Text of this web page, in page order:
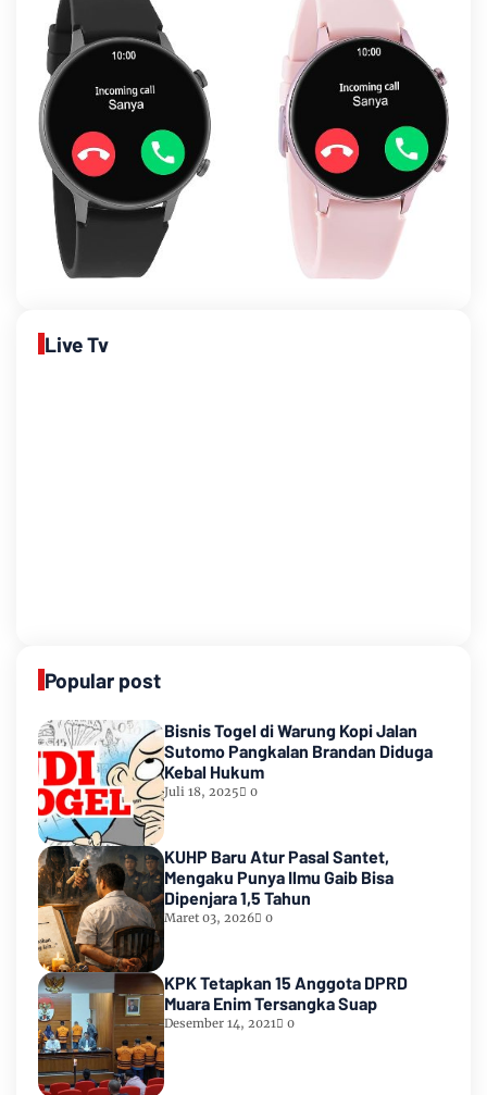
Live Tv
Popular post
Bisnis Togel di Warung Kopi Jalan
Sutomo Pangkalan Brandan Diduga
Kebal Hukum
Juli 18, 2025 0
KUHP Baru Atur Pasal Santet,
Mengaku Punya Ilmu Gaib Bisa
Dipenjara 1,5 Tahun
Maret 03, 2026 0
KPK Tetapkan 15 Anggota DPRD
Muara Enim Tersangka Suap
Desember 14, 2021 0